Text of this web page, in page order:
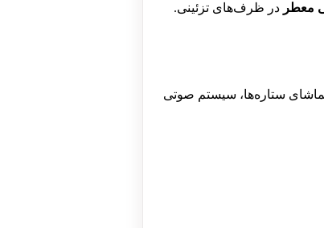
معطر در ظرف‌های تزئینی.
ستاره‌ها، سیستم صوتی